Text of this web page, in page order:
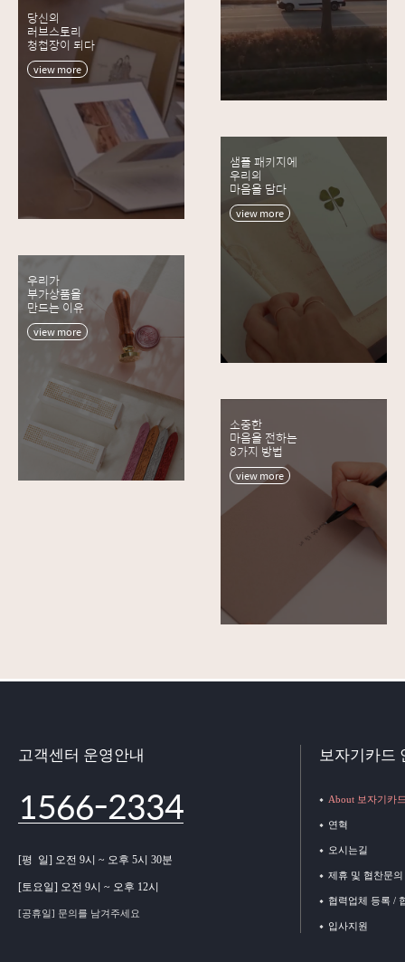
당신의
러브스토리
청첩장이 되다
view more
우리가
부가상품을
만드는 이유
view more
샘플 패키지에
우리의
마음을 담다
view more
소중한
마음을 전하는
8가지 방법
view more
고객센터 운영안내
1566-2334
[평 일] 오전 9시 ~ 오후 5시 30분
[토요일] 오전 9시 ~ 오후 12시
[공휴일] 문의를 남겨주세요
보자기카드
About 보자기카
연혁
오시는길
제휴 및 협찬문의
협력업체 등록 /
입사지원